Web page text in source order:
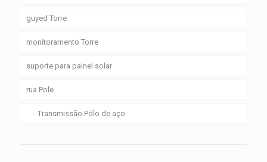
guyed Torre
monitoramento Torre
suporte para painel solar
rua Pole
Transmissão Pólo de aço